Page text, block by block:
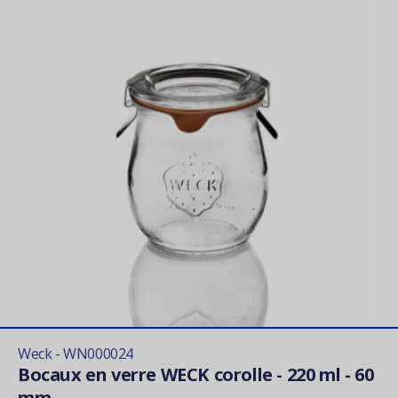
Weck - WN000024
Bocaux en verre WECK corolle - 220 ml - 60